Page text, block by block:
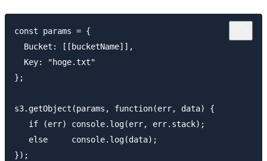
const params = {
  Bucket: [[bucketName]],
  Key: "hoge.txt"
};
s3.getObject(params, function(err, data) {
   if (err) console.log(err, err.stack);
   else     console.log(data);